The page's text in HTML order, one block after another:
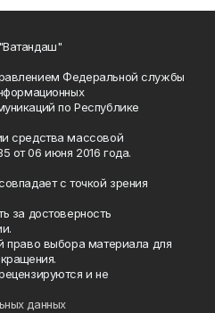
Федеральной службы
по Республике
средства массовой
от 06 июня 2016 года.
с точкой зрения
за достоверность
право выбора материала для
и не
данных